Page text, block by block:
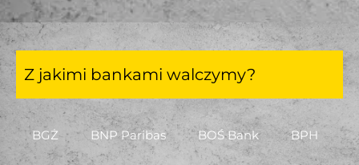
Z jakimi bankami walczymy?
BGŻ BNP Paribas BOŚ Bank BPH